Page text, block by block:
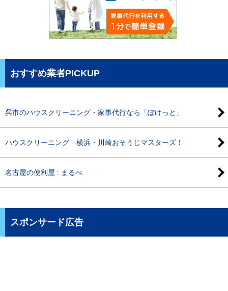
おすすめ業者PICKUP
呉市のハウスクリーニング・家事代行なら「ぽけっと」
ハウスクリーニング 横浜・川崎おそうじマスターズ！
名古屋の便利屋 : まるべ
スポンサード広告